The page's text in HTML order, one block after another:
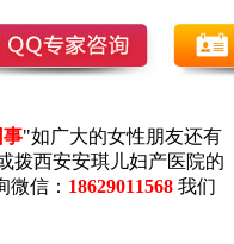
事"如广大的女性朋友还有
拨西安安琪儿妇产医院的
微信： 18629011568 我们